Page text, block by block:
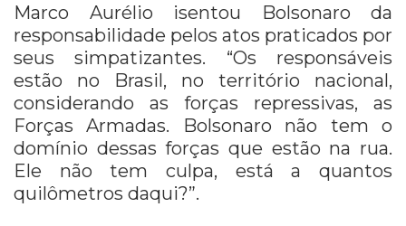
Marco Aurélio isentou Bolsonaro da
responsabilidade pelos atos praticados por
seus simpatizantes. “Os responsáveis
estão no Brasil, no território nacional,
considerando as forças repressivas, as
Forças Armadas. Bolsonaro não tem o
domínio dessas forças que estão na rua.
Ele não tem culpa, está a quantos
quilômetros daqui?”.